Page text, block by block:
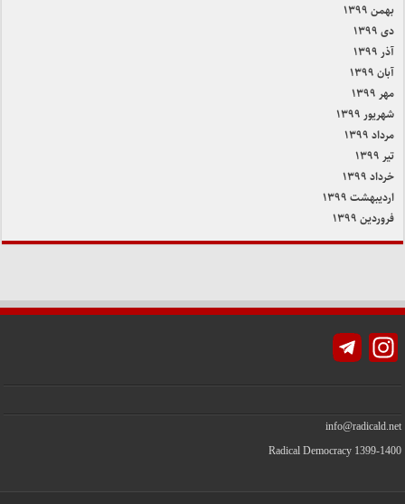
بهمن ۱۳۹۹
دی ۱۳۹۹
آذر ۱۳۹۹
آبان ۱۳۹۹
مهر ۱۳۹۹
شهریور ۱۳۹۹
مرداد ۱۳۹۹
تیر ۱۳۹۹
خرداد ۱۳۹۹
اردیبهشت ۱۳۹۹
فروردین ۱۳۹۹
Instagram
info@radicald.net
Radical Democracy 1399-1400